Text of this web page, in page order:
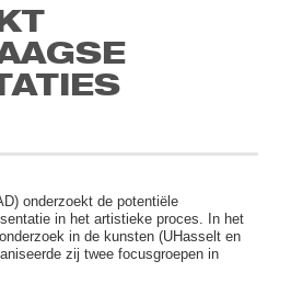
onderzoekt de potentiële
in het artistieke proces. In het
in de kunsten (UHasselt en
zij twee focusgroepen in